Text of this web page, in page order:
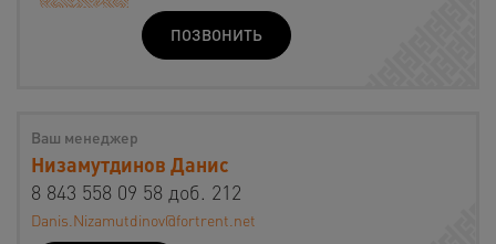
ПОЗВОНИТЬ
Ваш менеджер
Низамутдинов Данис
8 843 558 09 58 доб. 212
Danis.Nizamutdinov@fortrent.net